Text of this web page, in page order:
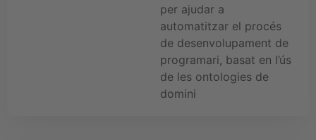
per ajudar a
automatitzar el procés
de desenvolupament de
programari, basat en l’ús
de les ontologies de
domini